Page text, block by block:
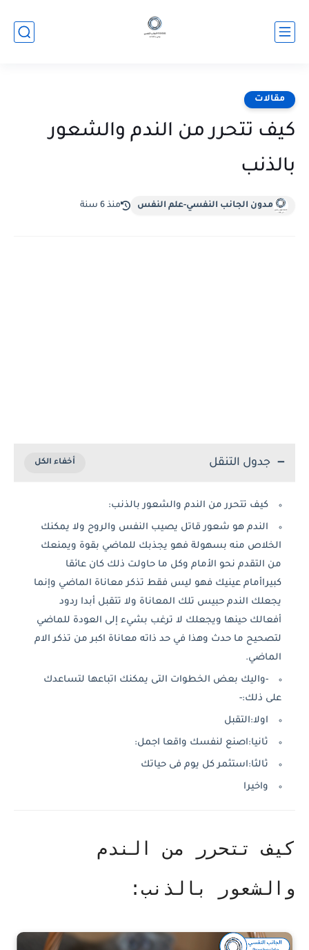
مقالات
‏كيف تتحرر من الندم والشعور
بالذنب
مدون الجانب النفسي-علم النفس منذ 6 سنة
جدول التنقل
‏كيف تتحرر من الندم والشعور بالذنب:
‏الندم هو ‏شعور قاتل يصيب النفس والروح ولا يمكنك
الخلاص منه بسهولة فهو يجذبك ‏للماضي بقوة ويمنعك
من التقدم نحو الأمام ‏وكل ما حاولت ذلك كان عائقا
كبيراأمام عينيك ‏فهو ليس فقط تذكر معاناة الماضي وإنما
يجعلك الندم حبيس تلك المعاناة ‏ولا ‏تتقبل أبدا ردود
أفعالك حينها ‏ويجعلك لا ترغب بشيء إلى العودة للماضي
لتصحيح ما حدث وهذا في حد ذاته معاناة اكبر من تذكر الام
الماضي.
-واليك بعض الخطوات التى يمكنك اتباعها لتساعدك
على ذلك:-
اولا:التقبل
ثانيا:اصنع لنفسك واقعا اجمل:
ثالثا:استثمر كل يوم فى حياتك
واخيرا
‏كيف تتحرر من الندم
والشعور بالذنب: